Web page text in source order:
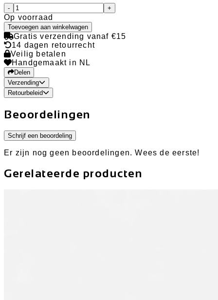
- +
Op voorraad
Toevoegen aan winkelwagen
Gratis verzending vanaf €15
14 dagen retourrecht
Veilig betalen
Handgemaakt in NL
Delen
Verzending
Retourbeleid
Beoordelingen
Schrijf een beoordeling
Er zijn nog geen beoordelingen. Wees de eerste!
Gerelateerde producten